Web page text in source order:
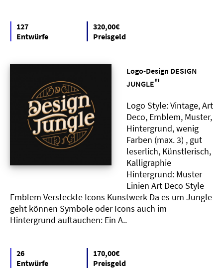
127
Entwürfe
320,00€
Preisgeld
Logo-Design DESIGN
JUNGLE"
Logo Style: Vintage, Art
Deco, Emblem, Muster,
Hintergrund, wenig
Farben (max. 3) , gut
leserlich, Künstlerisch,
Kalligraphie
Hintergrund: Muster
Linien Art Deco Style
Emblem Versteckte Icons Kunstwerk Da es um Jungle
geht können Symbole oder Icons auch im
Hintergrund auftauchen: Ein A..
26
Entwürfe
170,00€
Preisgeld